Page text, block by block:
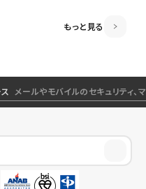
もっと見る
メールやモバイルのセキュリティ